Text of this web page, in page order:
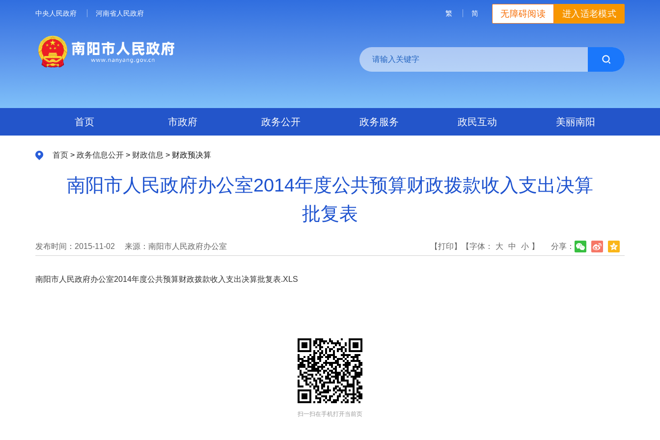
中央人民政府 河南省人民政府 进入适老模式
无障碍阅读
繁 简
首页 市政府 政务公开 政务服务 政民互动 美丽南阳
首页 > 政务信息公开 > 财政信息 > 财政预决算
南阳市人民政府办公室2014年度公共预算财政拨款收入支出决算
批复表
发布时间：2015-11-02 来源：南阳市人民政府办公室 分享：
【打印】 【字体： 大 中 小 】
南阳市人民政府办公室2014年度公共预算财政拨款收入支出决算批复表.XLS
扫一扫在手机打开当前页